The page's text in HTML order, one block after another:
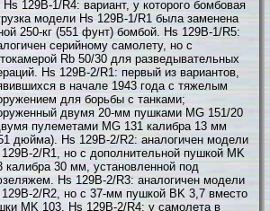
Hs 129B-1/R4: вариант, у которого бомбовая
модели Hs 129B-1/R1 была заменена
250-кг (551 фунт) бомбой. Hs 129B-1/R5:
серийному самолету, но с
Rb 50/30 для разведывательных
Hs 129B-2/R1: первый из вариантов,
в начале 1943 года с тяжелым
для борьбы с танками;
двумя 20-мм пушками MG 151/20
пулеметами MG 131 калибра 13 мм
дюйма). Hs 129B-2/R2: аналогичен модели
129B-2/R1, но с дополнительной пушкой MK
калибра 30 мм, установленной под
Hs 129B-2/R3: аналогичен модели
129B-2/R2, но с 37-мм пушкой ВK 3,7 вместо
MK 103. Hs 129B-2/R4: у самолета в